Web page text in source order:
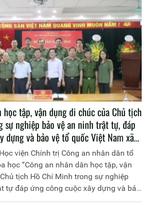
học tập, vận dụng di chúc của Chủ tịch
sự nghiệp bảo vệ an ninh trật tự, đáp
dựng và bảo vệ tổ quốc Việt Nam xã
viện Chính trị Công an nhân dân tổ
học “Công an nhân dân học tập, vận
tịch Hồ Chí Minh trong sự nghiệp
tự đáp ứng công cuộc xây dựng và bảo
xã hội chủ nghĩa”. Đồng chí Trung